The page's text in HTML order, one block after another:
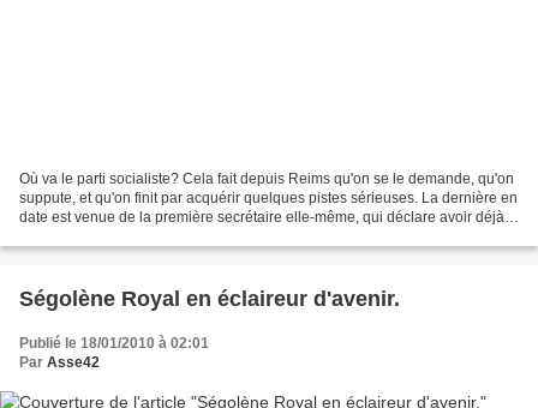
Où va le parti socialiste? Cela fait depuis Reims qu'on se le demande, qu'on
suppute, et qu'on finit par acquérir quelques pistes sérieuses. La dernière en
date est venue de la première secrétaire elle-même, qui déclare avoir déjà
Ségolène Royal en éclaireur d'avenir.
Publié le 18/01/2010 à 02:01
Par Asse42